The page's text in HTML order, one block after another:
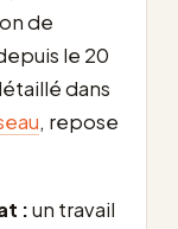
de
le 20
dans
, repose
:un travail